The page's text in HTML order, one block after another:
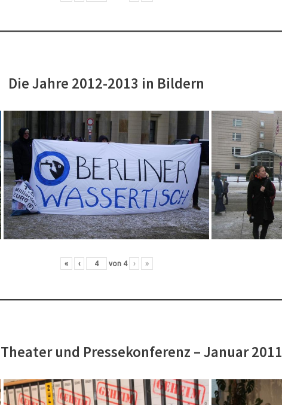
Die Jahre 2012-2013 in Bildern
« ‹ von 4 › »
und Pressekonferenz – Januar 2011